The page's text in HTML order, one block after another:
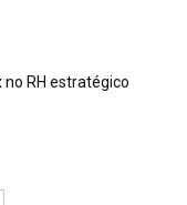
no RH estratégico